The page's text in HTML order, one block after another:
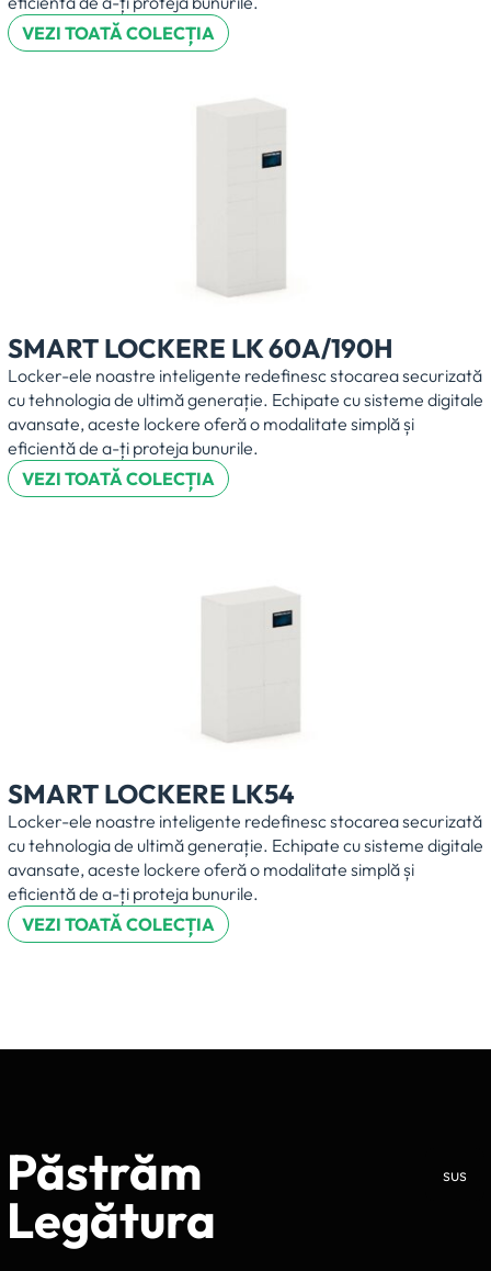
VEZI TOATĂ COLECȚIA
SMART LOCKERE LK 60A/190H
Locker-ele noastre inteligente redefinesc stocarea securizată
cu tehnologia de ultimă generație. Echipate cu sisteme digitale
avansate, aceste lockere oferă o modalitate simplă și
eficientă de a-ți proteja bunurile.
VEZI TOATĂ COLECȚIA
SMART LOCKERE LK54
Locker-ele noastre inteligente redefinesc stocarea securizată
cu tehnologia de ultimă generație. Echipate cu sisteme digitale
avansate, aceste lockere oferă o modalitate simplă și
eficientă de a-ți proteja bunurile.
VEZI TOATĂ COLECȚIA
Păstrăm
Legătura
sus